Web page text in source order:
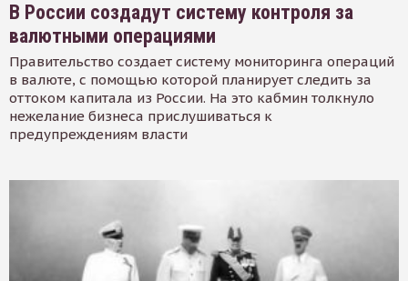
В России создадут систему контроля за
валютными операциями
Правительство создает систему мониторинга операций
в валюте, с помощью которой планирует следить за
оттоком капитала из России. На это кабмин толкнуло
нежелание бизнеса прислушиваться к
предупреждениям власти